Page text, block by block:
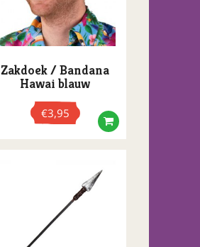
Zakdoek / Bandana
Hawai blauw
€3,95